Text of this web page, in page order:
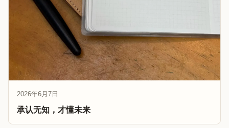
2026年6月7日
承认无知，才懂未来